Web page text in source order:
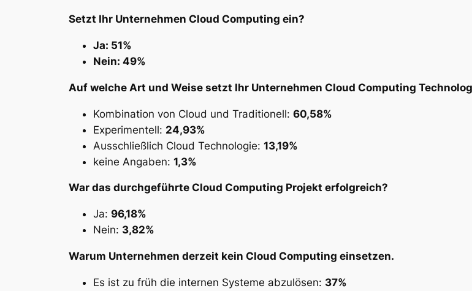
Setzt Ihr Unternehmen Cloud Computing ein?
Ja: 51%
Nein: 49%
Auf welche Art und Weise setzt Ihr Unternehmen Cloud Computing
Kombination von Cloud und Traditionell: 60,58%
Experimentell: 24,93%
Ausschließlich Cloud Technologie: 13,19%
keine Angaben: 1,3%
War das durchgeführte Cloud Computing Projekt erfolgreich?
Ja: 96,18%
Nein: 3,82%
Warum Unternehmen derzeit kein Cloud Computing einsetzen.
Es ist zu früh die internen Systeme abzulösen: 37%